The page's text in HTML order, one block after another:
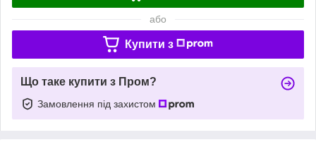
або
Купити з
Що таке купити з Пром?
Замовлення під захистом